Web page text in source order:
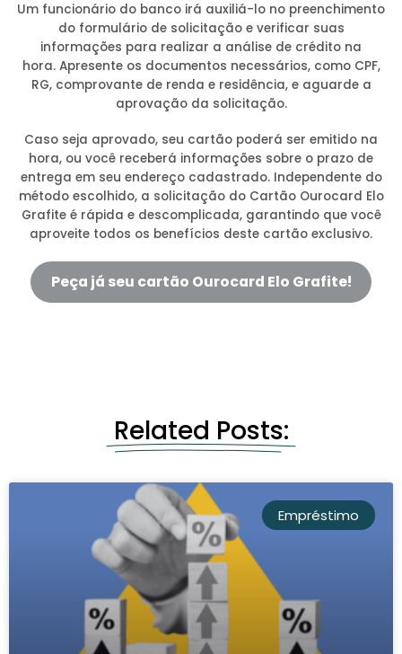
Um funcionário do banco irá auxiliá-lo no preenchimento
do formulário de solicitação e verificar suas
informações para realizar a análise de crédito na
hora. Apresente os documentos necessários, como CPF,
RG, comprovante de renda e residência, e aguarde a
aprovação da solicitação.
Caso seja aprovado, seu cartão poderá ser emitido na
hora, ou você receberá informações sobre o prazo de
entrega em seu endereço cadastrado. Independente do
método escolhido, a solicitação do Cartão Ourocard Elo
Grafite é rápida e descomplicada, garantindo que você
aproveite todos os benefícios deste cartão exclusivo.
Peça já seu cartão Ourocard Elo Grafite!
Related Posts:
Empréstimo